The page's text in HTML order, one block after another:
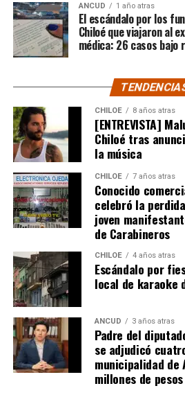
Pero, volviendo al principio,
imposible de especificar con
simple chequeo de los ánimos de
como un anhelo mayúsculo el
$200 millones sean destinados
pequeño de año y medio cuyo
de Tomás Ross y, por si fuera
emprendió una caminata de Arica
conseguir tal fin. Entonces,
Gómez para ponerse en el lugar
misma realidad, el Duchenne,
grandes” diferencias?
Voces al unísono se escuchan y
sociales, el pedido de donar ese
resuena desde todo Chiloé, cuna
parte de Camila Gómez, hasta
que, a diferencia del conocido
los caminos conducen a… La
espera ese gesto por parte de la
Tomás, los pasos siguen
en pos de que cada kilómetro
que una llegada a Santiago, un
ANCUD 1 año atras
El escándalo por los
Chiloé que viajaron al
médica: 26 casos bajo
CHILOE 8 años atras
[ENTREVISTA]
Chiloé tras
la música
CHILOE 7 años atras
Conocido
celebró la
joven
de Carabineros
CHILOE 4 años atras
Escándalo por
local de karaoke
ANCUD 3 años atras
Padre del
se adjudicó
municipalidad de
millones de pesos